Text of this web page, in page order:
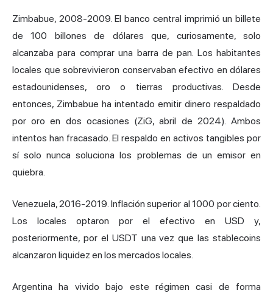
Zimbabue, 2008-2009. Elbanco centralimprimió un billete
de 100 billones de dólares que, curiosamente, solo
alcanzaba para comprar una barra de pan. Los habitantes
locales que sobrevivieron conservaban efectivo en dólares
estadounidenses, oro o tierras productivas. Desde
entonces, Zimbabue ha intentado emitir dinero respaldado
por oro en dos ocasiones (ZiG, abril de 2024). Ambos
intentos han fracasado. El respaldo en activos tangibles por
sí solo nunca soluciona los problemas de un emisor en
quiebra.
Venezuela, 2016-2019. Inflación superior al 1000 por ciento.
Los locales optaron por el efectivo en USD y,
posteriormente, por el USDT una vez que las stablecoins
alcanzaron liquidez en los mercados locales.
Argentina ha vivido bajo este régimen casi de forma